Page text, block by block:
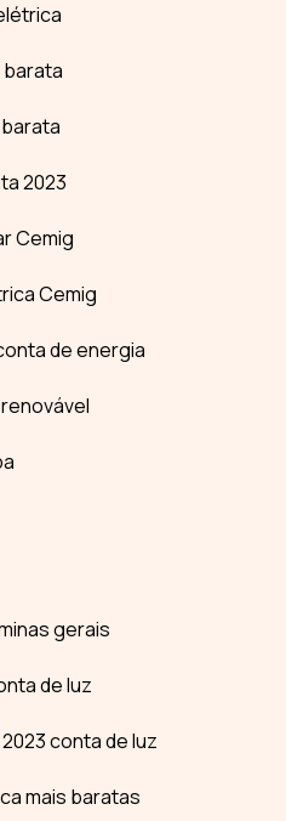
2023
Cemig
Cemig
de energia
gerais
de luz
conta de luz
mais baratas